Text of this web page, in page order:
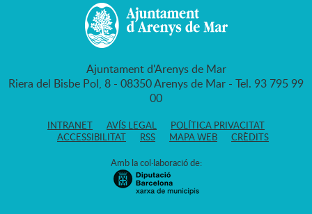
Ajuntament d'Arenys de Mar
Riera del Bisbe Pol, 8 - 08350 Arenys de Mar - Tel. 93 795 99
00
INTRANET AVÍS LEGAL
POLÍTICA PRIVACITAT
ACCESSIBILITAT
RSS MAPA WEB CRÈDITS
Amb la col·laboració de: